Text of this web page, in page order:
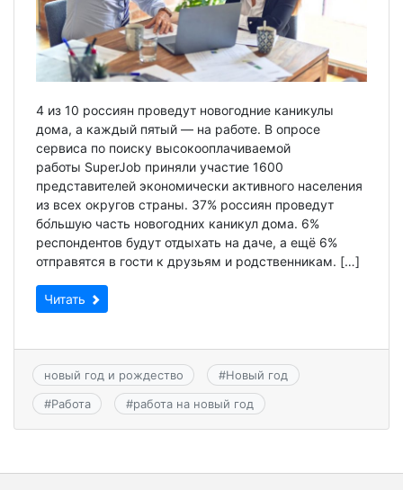
4 из 10 россиян проведут новогодние каникулы
дома, а каждый пятый — на работе. В опросе
сервиса по поиску высокооплачиваемой
работы SuperJob приняли участие 1600
представителей экономически активного населения
из всех округов страны. 37% россиян проведут
бо́льшую часть новогодних каникул дома. 6%
респондентов будут отдыхать на даче, а ещё 6%
отправятся в гости к друзьям и родственникам. […]
Читать
новый год и рождество #Новый год
#Работа #работа на новый год